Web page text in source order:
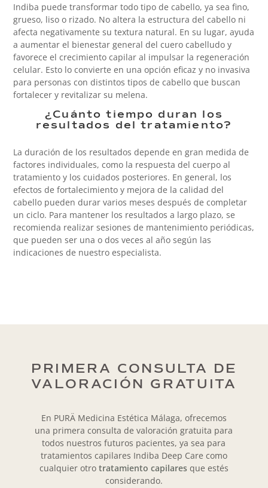
Indiba puede transformar todo tipo de cabello, ya sea fino,
grueso, liso o rizado. No altera la estructura del cabello ni
afecta negativamente su textura natural. En su lugar, ayuda
a aumentar el bienestar general del cuero cabelludo y
favorece el crecimiento capilar al impulsar la regeneración
celular. Esto lo convierte en una opción eficaz y no invasiva
para personas con distintos tipos de cabello que buscan
fortalecer y revitalizar su melena.
¿Cuánto tiempo duran los
resultados del tratamiento?
La duración de los resultados depende en gran medida de
factores individuales, como la respuesta del cuerpo al
tratamiento y los cuidados posteriores. En general, los
efectos de fortalecimiento y mejora de la calidad del
cabello pueden durar varios meses después de completar
un ciclo. Para mantener los resultados a largo plazo, se
recomienda realizar sesiones de mantenimiento periódicas,
que pueden ser una o dos veces al año según las
indicaciones de nuestro especialista.
PRIMERA CONSULTA DE
VALORACIÓN GRATUITA
En PURÄ Medicina Estética Málaga, ofrecemos
una primera consulta de valoración gratuita para
todos nuestros futuros pacientes, ya sea para
tratamientos capilares Indiba Deep Care como
cualquier otro tratamiento capilaresque estés
considerando.